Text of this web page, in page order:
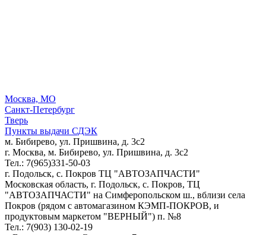
Москва, МО
Санкт-Петербург
Тверь
Пункты выдачи СДЭК
м. Бибирево, ул. Пришвина, д. 3с2
г. Москва, м. Бибирево, ул. Пришвина, д. 3с2
Тел.: 7(965)331-50-03
г. Подольск, c. Покров ТЦ "АВТОЗАПЧАСТИ"
Московская область, г. Подольск, c. Покров, ТЦ
"АВТОЗАПЧАСТИ" на Симферопольском ш., вблизи села
Покров (рядом с автомагазином КЭМП-ПОКРОВ, и
продуктовым маркетом "ВЕРНЫЙ") п. №8
Тел.: 7(903) 130-02-19